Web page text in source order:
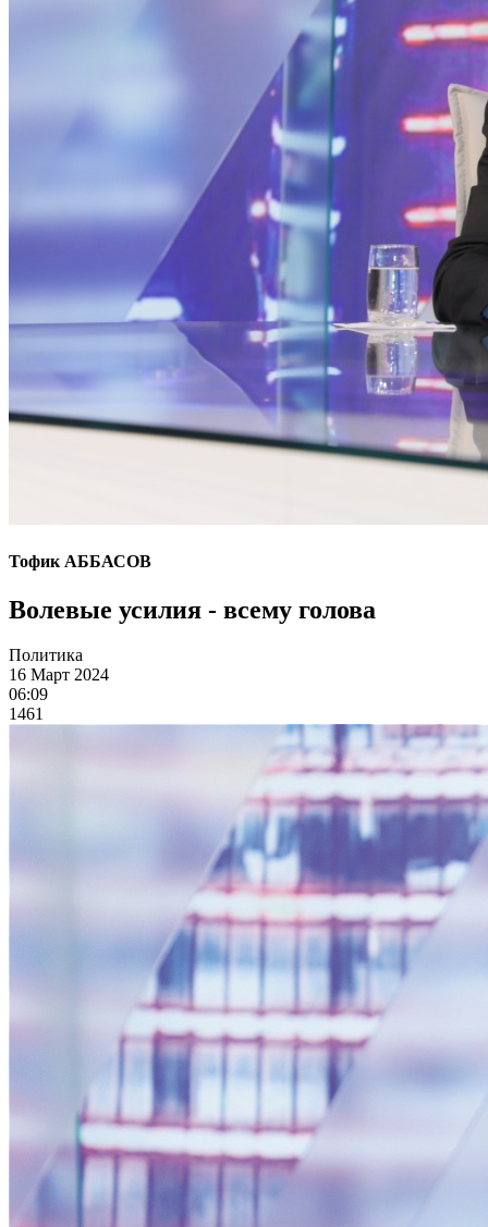
Тофик АББАСОВ
Волевые усилия - всему голова
Политика
16 Март 2024
06:09
1461